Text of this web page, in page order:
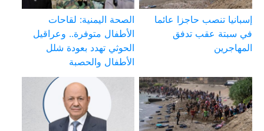
إسبانيا تنصب حاجزا عائما
في سبتة عقب تدفق
المهاجرين
الصحة اليمنية: لقاحات
الأطفال متوفرة.. وعراقيل
الحوثي تهدد بعودة شلل
الأطفال والحصبة